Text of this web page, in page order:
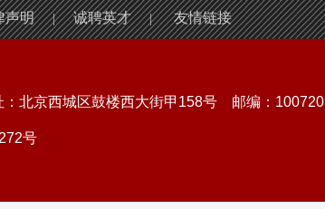
声明 | 诚聘英才 | 友情链接
北京西城区鼓楼西大街甲158号 邮编：100720
号